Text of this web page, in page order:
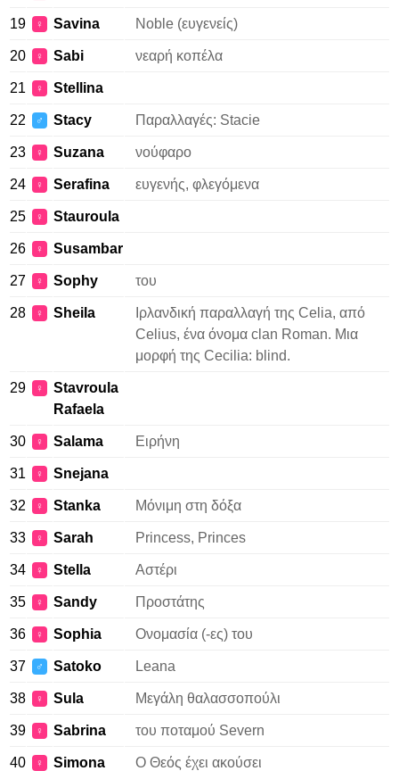
19 ♀ Savina Noble (ευγενείς)
20 ♀ Sabi νεαρή κοπέλα
21 ♀ Stellina
22 ♂ Stacy Παραλλαγές: Stacie
23 ♀ Suzana νούφαρο
24 ♀ Serafina ευγενής, φλεγόμενα
25 ♀ Stauroula
26 ♀ Susambar
27 ♀ Sophy του
28 ♀ Sheila
Ιρλανδική παραλλαγή της Celia, από
Celius, ένα όνομα clan Roman. Μια
μορφή της Cecilia: blind.
29 ♀
Stavroula
Rafaela
30 ♀ Salama Ειρήνη
31 ♀ Snejana
32 ♀ Stanka Μόνιμη στη δόξα
33 ♀ Sarah Princess, Princes
34 ♀ Stella Αστέρι
35 ♀ Sandy Προστάτης
36 ♀ Sophia Ονομασία (-ες) του
37 ♂ Satoko Leana
38 ♀ Sula Μεγάλη θαλασσοπούλι
39 ♀ Sabrina του ποταμού Severn
40 ♀ Simona Ο Θεός έχει ακούσει